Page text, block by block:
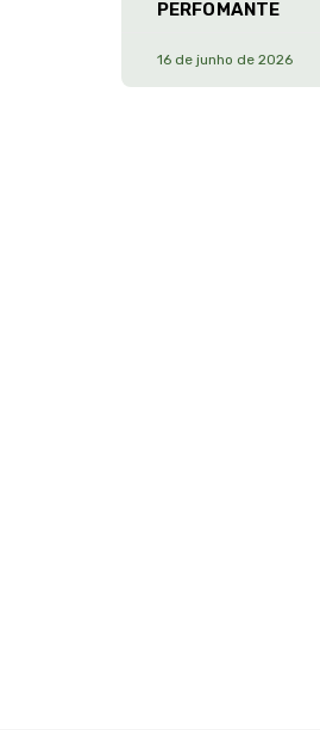
PERFOMANTE
16 de junho de 2026